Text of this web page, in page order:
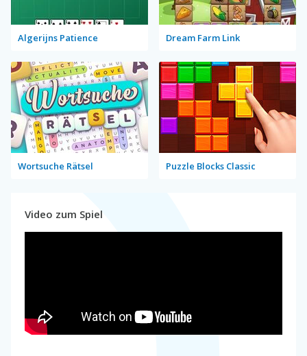
Algerijns Patience Dream Farm Link
Wortsuche Rätsel Puzzle Blocks Classic
Video zum Spiel